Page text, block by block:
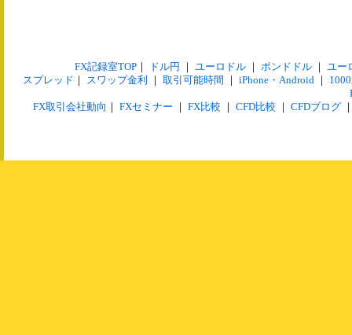
FX記録室TOP｜ ドル円 ｜ ユーロドル｜ ポンドドル｜ ユー
スプレッド ｜ スワップ金利 ｜ 取引可能時間 ｜ iPhone・Android ｜
FX取引会社動向 ｜ FXセミナー ｜ FX比較 ｜ CFD比較 ｜ CFDブログ